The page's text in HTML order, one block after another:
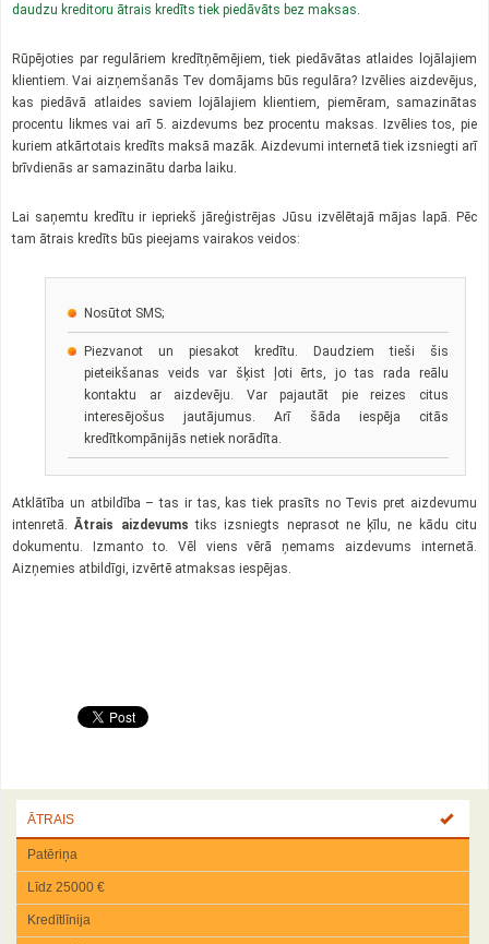
daudzu kreditoru ātrais kredīts tiek piedāvāts bez maksas.
Rūpējoties par regulāriem kredītņēmējiem, tiek piedāvātas atlaides lojālajiem
klientiem. Vai aizņemšanās Tev domājams būs regulāra? Izvēlies aizdevējus,
kas piedāvā atlaides saviem lojālajiem klientiem, piemēram, samazinātas
procentu likmes vai arī 5. aizdevums bez procentu maksas. Izvēlies tos, pie
kuriem atkārtotais kredīts maksā mazāk. Aizdevumi internetā tiek izsniegti arī
brīvdienās ar samazinātu darba laiku.
Lai saņemtu kredītu ir iepriekš jāreģistrējas Jūsu izvēlētajā mājas lapā. Pēc
tam ātrais kredīts būs pieejams vairakos veidos:
Nosūtot SMS;
Piezvanot un piesakot kredītu. Daudziem tieši šis
pieteikšanas veids var šķist ļoti ērts, jo tas rada reālu
kontaktu ar aizdevēju. Var pajautāt pie reizes citus
interesējošus jautājumus. Arī šāda iespēja citās
kredītkompānijās netiek norādīta.
Atklātība un atbildība – tas ir tas, kas tiek prasīts no Tevis pret aizdevumu
intenretā.Ātrais aizdevums tiks izsniegts neprasot ne ķīlu, ne kādu citu
dokumentu. Izmanto to. Vēl viens vērā ņemams aizdevums internetā.
Aizņemies atbildīgi, izvērtē atmaksas iespējas.
ĀTRAIS
Patēriņa
Līdz 25000 €
Kredītlīnija